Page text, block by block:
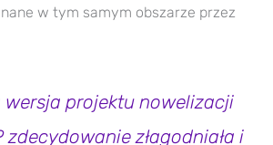
w tym samym obszarze przez
wersja projektu nowelizacji
zdecydowanie złagodniała i